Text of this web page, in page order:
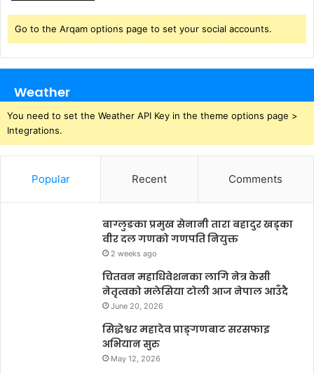
Go to the Arqam options page to set your social accounts.
Weather
You need to set the Weather API Key in the theme options page >
Integrations.
Popular Recent Comments
बाग्लुङका प्रमुख सेनानी तारा बहादुर खड्का
वीर दल गणको गणपति नियुक्त
2 weeks ago
चितवन महाधिवेशनका लागि नेत्र केसी
नेतृत्वको मलेसिया टोली आज नेपाल आउँदै
June 20, 2026
सिद्धेश्वर महादेव प्राङ्गणबाट सरसफाइ
अभियान सुरु
May 12, 2026